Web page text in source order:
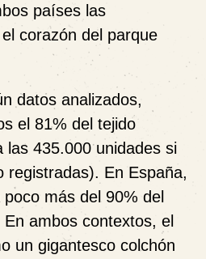
países las
corazón del parque
datos analizados,
el 81% del tejido
las 435.000 unidades si
registradas). En España,
más del 90% del
ambos contextos, el
un gigantesco colchón